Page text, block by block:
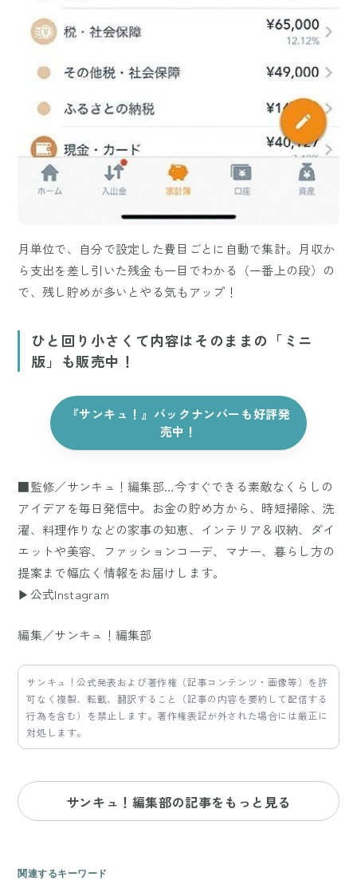
月単位で、自分で設定した費目ごとに自動で集計。月収か
ら支出を差し引いた残金も一目でわかる（一番上の段）の
で、残し貯めが多いとやる気もアップ！
ひと回り小さくて内容はそのままの「ミニ
版」も販売中！
『サンキュ！』バックナンバーも好評発
売中！
■監修／サンキュ！編集部…今すぐできる素敵なくらしの
アイデアを毎日発信中。お金の貯め方から、時短掃除、洗
濯、料理作りなどの家事の知恵、インテリア＆収納、ダイ
エットや美容、ファッションコーデ、マナー、暮らし方の
提案まで幅広く情報をお届けします。
▶公式Instagram
編集／サンキュ！編集部
サンキュ！公式発表および著作権（記事コンテンツ・画像等）を許
可なく複製、転載、翻訳すること（記事の内容を要約して配信する
行為を含む）を禁止します。著作権表記が外された場合には厳正に
対処します。
サンキュ！編集部の記事をもっと見る
関連するキーワード